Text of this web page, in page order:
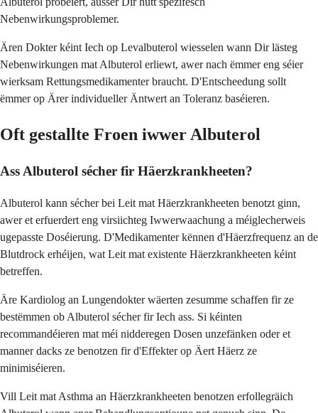
Nebenwirkungsproblemer.
Ären Dokter kéint Iech op Levalbuterol wiesselen wann Dir lästeg
Nebenwirkungen mat Albuterol erliewt, awer nach ëmmer eng séier
wierksam Rettungsmedikamenter braucht. D'Entscheedung sollt
ëmmer op Ärer individueller Äntwert an Toleranz baséieren.
Oft gestallte Froen iwwer Albuterol
Ass Albuterol sécher fir Häerzkrankheeten?
Albuterol kann sécher bei Leit mat Häerzkrankheeten benotzt ginn,
awer et erfuerdert eng virsiichteg Iwwerwaachung a méiglecherweis
ugepasste Doséierung. D'Medikamenter kënnen d'Häerzfrequenz an de
Blutdrock erhéijen, wat Leit mat existente Häerzkrankheeten kéint
betreffen.
Äre Kardiolog an Lungendokter wäerten zesumme schaffen fir ze
bestëmmen ob Albuterol sécher fir Iech ass. Si kéinten
recommandéieren mat méi nidderegen Dosen unzefänken oder et
manner dacks ze benotzen fir d'Effekter op Äert Häerz ze
minimiséieren.
Vill Leit mat Asthma an Häerzkrankheeten benotzen erfollegräich